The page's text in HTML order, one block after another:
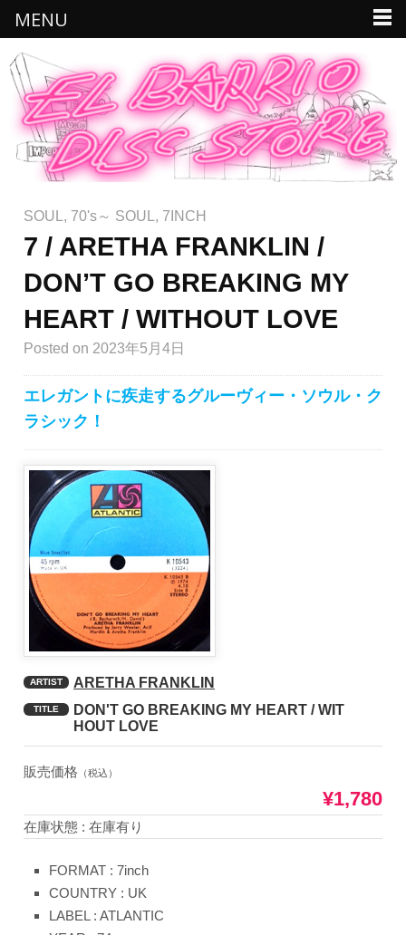
SOUL , 70's～ SOUL , 7INCH
7 / ARETHA FRANKLIN /
DON’T GO BREAKING MY
HEART / WITHOUT LOVE
Posted on 2023年5月4日
エレガントに疾走するグルーヴィー・ソウル・ク
ラシック！
ARTIST ARETHA FRANKLIN
TITLE
DON'T GO BREAKING MY HEART / WIT
HOUT LOVE
販売価格 （税込）
¥1,780
在庫状態 : 在庫有り
FORMAT : 7inch
COUNTRY : UK
LABEL : ATLANTIC
MENU